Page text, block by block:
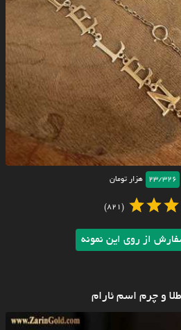
23/326 هزار تومان
(821)
از روی این نمونه
و چرم اسم ئارام